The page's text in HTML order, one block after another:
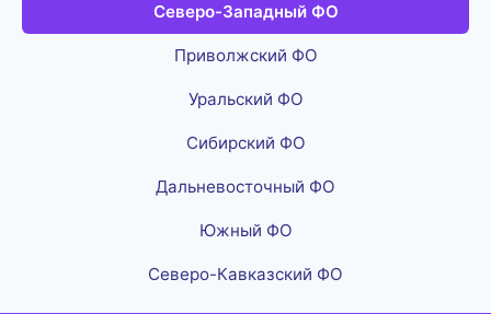
Северо-Западный ФО
Приволжский ФО
Уральский ФО
Сибирский ФО
Дальневосточный ФО
Южный ФО
Северо-Кавказский ФО